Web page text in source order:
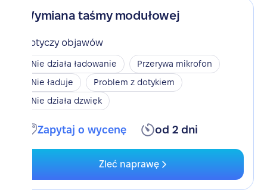
Wymiana taśmy modułowej
Dotyczy objawów
Nie działa ładowanie
Przerywa mikrofon
Nie ładuje
Problem z dotykiem
Nie działa dzwięk
Zapytaj o wycenę od 2 dni
Zleć naprawę